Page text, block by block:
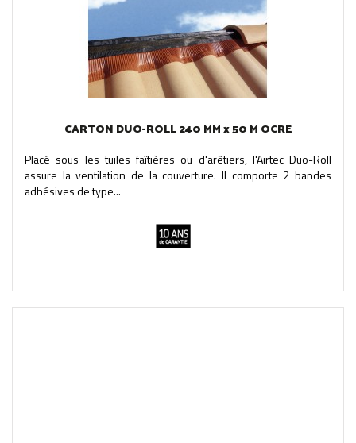
CARTON DUO-ROLL 240 MM x 50 M OCRE
Placé sous les tuiles faîtières ou d'arêtiers, l'Airtec Duo-Roll
assure la ventilation de la couverture. Il comporte 2 bandes
adhésives de type...